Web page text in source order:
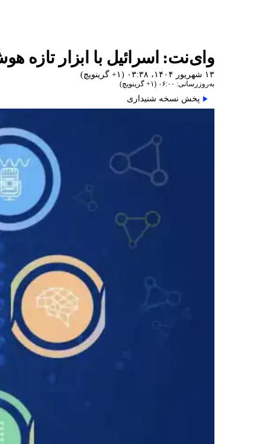
وای‌نت: اسرائیل با ابزار تازه
۱۳ شهریور ۱۴۰۴، ۰۳:۳۸ (‎+۱ گرینویچ)
به‌روزرسانی: ۰۶:۰۰ (‎+۱ گرینویچ)
پخش نسخه شنیداری